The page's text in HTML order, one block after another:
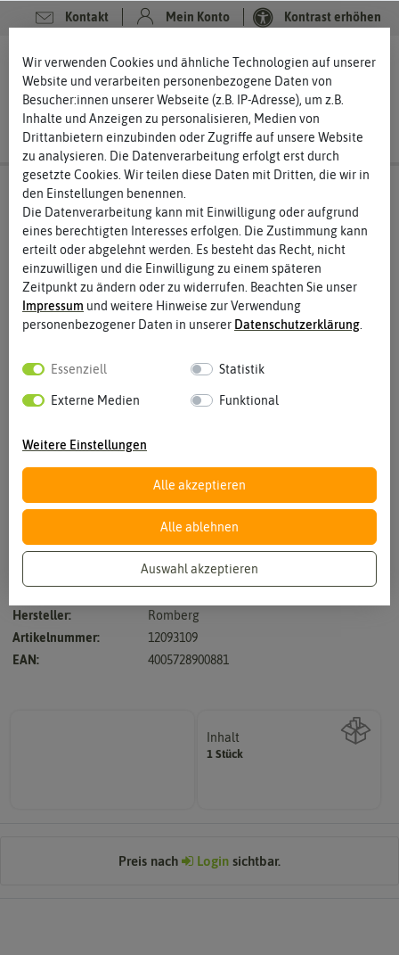
Kontakt Mein Konto Kontrast erhöhen
0 0
Vergrößern durch berühren
4 m heizbar, 30 Watt
Hersteller:
Romberg
Artikelnummer:
12093109
EAN:
4005728900881
Inhalt
1 StückWie viel ist enthalten
Preis nach Login sichtbar.
Wir verwenden Cookies und ähnliche Technologien auf unserer
Website und verarbeiten personenbezogene Daten von
Besucher:innen unserer Webseite (z.B. IP-Adresse), um z.B.
Inhalte und Anzeigen zu personalisieren, Medien von
Drittanbietern einzubinden oder Zugriffe auf unsere Website
zu analysieren. Die Datenverarbeitung erfolgt erst durch
gesetzte Cookies. Wir teilen diese Daten mit Dritten, die wir in
den Einstellungen benennen.
Die Datenverarbeitung kann mit Einwilligung oder aufgrund
eines berechtigten Interesses erfolgen. Die Zustimmung kann
erteilt oder abgelehnt werden. Es besteht das Recht, nicht
einzuwilligen und die Einwilligung zu einem späteren
Zeitpunkt zu ändern oder zu widerrufen. Beachten Sie unser
Impressum und weitere Hinweise zur Verwendung
personenbezogener Daten in unserer Daten­schutz­erklärung
Essenziell Statistik
Externe Medien Funktional
Weitere Einstellungen
Alle akzeptieren
Alle ablehnen
Auswahl akzeptieren